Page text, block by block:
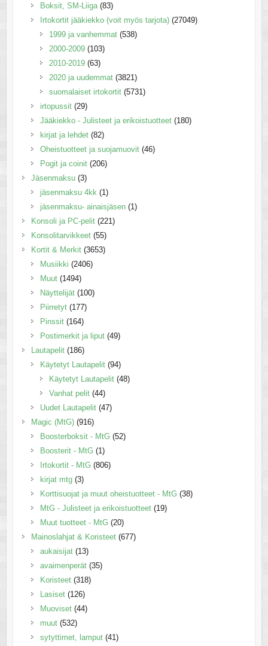
Boksit, SM-Liiga (83)
Irtokortit jääkiekko (voit myös tarjota) (27049)
1999 ja vanhemmat (538)
2000-2009 (103)
2010-2019 (63)
2020 ja uudemmat (3821)
suomalaiset irtokortit (5731)
irtopussit (29)
Jääkiekko - Julisteet ja erikoistuotteet (180)
kirjat ja lehdet (82)
Oheistuotteet ja suojamuovit (46)
Pogit ja coinit (206)
Jäsenmaksu (3)
jäsenmaksu 4kk (1)
jäsenmaksu- ainaisjäsen (1)
Konsoli ja PC-pelit (221)
Konsolitarvikkeet (55)
Kortit & Merkit (3653)
Musiikki (2406)
Muut (1494)
Näyttelijät (100)
Piirretyt (177)
Pinssit (164)
Postimerkit ja liput (49)
Lautapelit (186)
Käytetyt Lautapelit (94)
Käytetyt Lautapelit (48)
Vanhat pelit (44)
Uudet Lautapelit (47)
Magic (MtG) (916)
Boosterboksit - MtG (52)
Boosterit - MtG (1)
Irtokortit - MtG (806)
kirjat mtg (3)
Korttisuojat ja muut oheistuotteet - MtG (38)
MtG - Julisteet ja erikoistuotteet (19)
Muut tuotteet - MtG (20)
Mainoslahjat & Koristeet (677)
aukaisijat (13)
avaimenperät (35)
Koristeet (318)
Lasiset (126)
Muoviset (44)
muut (532)
sytyttimet, lamput (41)